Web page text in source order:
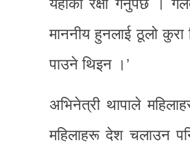
यहाँको रक्षा गर्नुपर्छ ।
माननीय हुनलाई ठूलो
पाउने थिइन ।’
अभिनेत्री थापाले
महिलाहरू देश चलाउन